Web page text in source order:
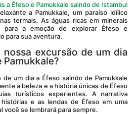
a Éfeso e Pamukkale saindo de Istambul
a Pamukkale, um paraíso idílico
termais. As águas ricas em minerais
a emoção de explorar Éfeso e
para sua aventura.
nossa excursão de um dia
Pamukkale?
a beleza e a história únicas de Éfeso
turísticos experientes. A narrativa
e as lendas de Éfeso em uma
você se lembrará para sempre.